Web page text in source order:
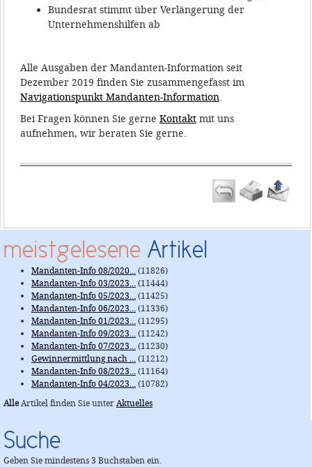
Bundesrat stimmt über Verlängerung der
Unternehmenshilfen ab
Alle Ausgaben der Mandanten-Information seit
Dezember 2019 finden Sie zusammengefasst im
Navigationspunkt Mandanten-Information.
Bei Fragen können Sie gerne Kontaktmit uns
aufnehmen, wir beraten Sie gerne.
meistgelesene Artikel
Mandanten-Info 08/2020...(11826)
Mandanten-Info 03/2023...(11444)
Mandanten-Info 05/2023...(11425)
Mandanten-Info 06/2023...(11336)
Mandanten-Info 01/2023...(11295)
Mandanten-Info 09/2023...(11242)
Mandanten-Info 07/2023...(11230)
Gewinnermittlung nach ...(11212)
Mandanten-Info 08/2023...(11164)
Mandanten-Info 04/2023...(10782)
AlleArtikel finden Sie unterAktuelles
Suche
Geben Sie mindestens 3 Buchstaben ein.